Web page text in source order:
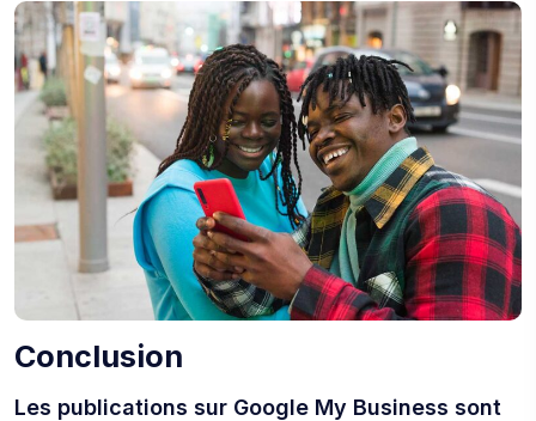
Conclusion
Les publications sur Google My Business sont